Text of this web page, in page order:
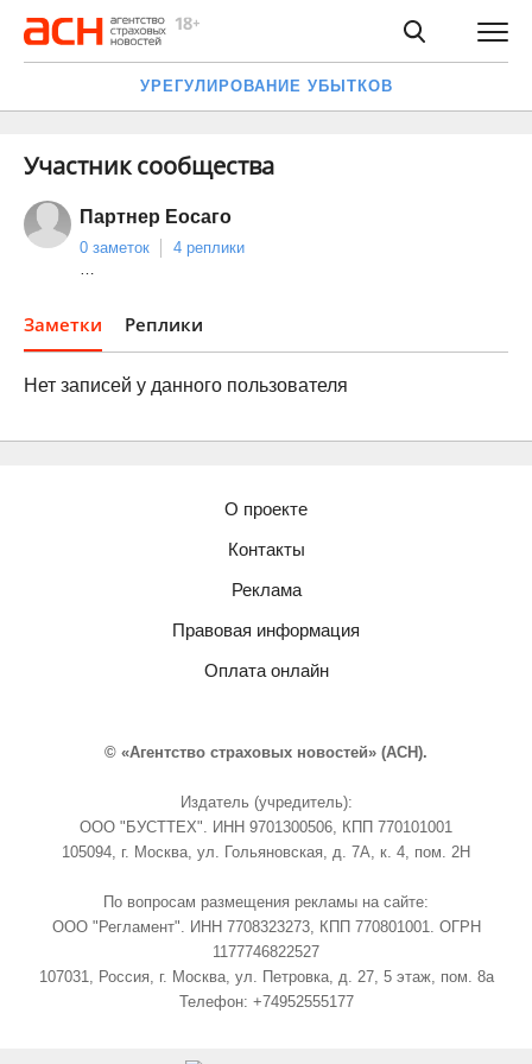
УРЕГУЛИРОВАНИЕ УБЫТКОВ
Участник сообщества
Партнер Еосаго
0 заметок
4 реплики
…
Заметки Реплики
Нет записей у данного пользователя
О проекте
Контакты
Реклама
Правовая информация
Оплата онлайн
© «Агентство страховых новостей» (АСН).
Издатель (учредитель):
ООО "БУСТТЕХ". ИНН 9701300506, КПП 770101001
105094, г. Москва, ул. Гольяновская, д. 7А, к. 4, пом. 2Н
По вопросам размещения рекламы на сайте:
ООО "Регламент". ИНН 7708323273, КПП 770801001. ОГРН
1177746822527
107031, Россия, г. Москва, ул. Петровка, д. 27, 5 этаж, пом. 8а
Телефон: +74952555177